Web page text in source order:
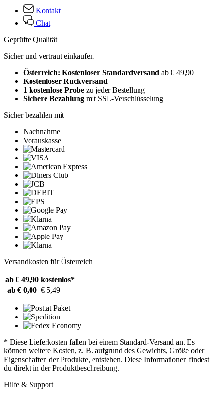
Kontakt
Chat
Geprüfte Qualität
Sicher und vertraut einkaufen
Österreich: Kostenloser Standardversand ab € 49,90
Kostenloser Rückversand
1 kostenlose Probe zu jeder Bestellung
Sichere Bezahlung mit SSL-Verschlüsselung
Sicher bezahlen mit
Nachnahme
Vorauskasse
Versandkosten für Österreich
ab € 49,90 kostenlos*
ab € 0,00 € 5,49
* Diese Lieferkosten fallen bei einem Standard-Versand an. Es
können weitere Kosten, z. B. aufgrund des Gewichts, Größe oder
Eigenschaften der Produkte, entstehen. Diese Informationen findest
du direkt in der Produktbeschreibung.
Hilfe & Support